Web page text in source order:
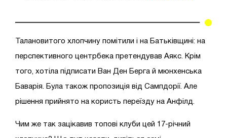
Талановитого хлопчину помітили і на Батьківщині: на
перспективного центрбека претендував Аякс. Крім
того, хотіла підписати Ван Ден Берга й мюнхенська
Баварія. Була також пропозиція від Сампдорії. Але
рішення прийнято на користь переїзду на Анфілд.
Чим же так зацікавив топові клуби цей 17-річний